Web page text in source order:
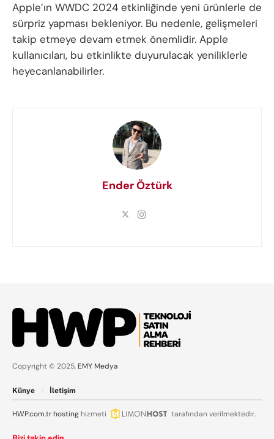
Apple’ın WWDC 2024 etkinliğinde yeni ürünlerle de
sürpriz yapması bekleniyor. Bu nedenle, gelişmeleri
takip etmeye devam etmek önemlidir. Apple
kullanıcıları, bu etkinlikte duyurulacak yeniliklerle
heyecanlanabilirler.
Ender Öztürk
Copyright © 2025, EMY Medya
Künye İletişim
HWP.com.trhosting hizmeti tarafından verilmektedir.